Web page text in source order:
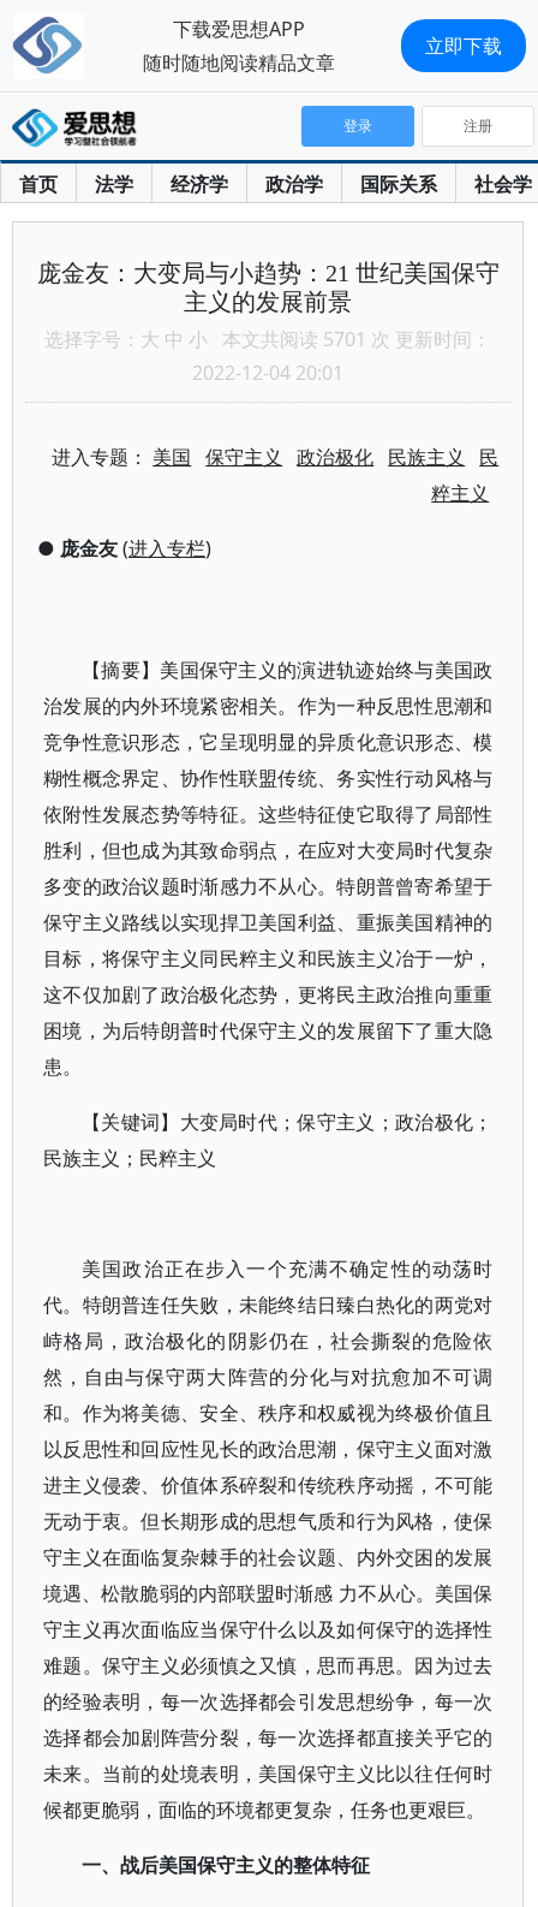
首页 法学 经济学 政治学 国际关系 社会学
登录 注册
庞金友：大变局与小趋势：21 世纪美国保守
主义的发展前景
选择字号： 大 中 小 本文共阅读 5701 次 更新时间：
2022-12-04 20:01
进入专题： 美国 保守主义 政治极化 民族主义
民
粹主义
● 庞金友(进入专栏)
【摘要】美国保守主义的演进轨迹始终与美国政
治发展的内外环境紧密相关。作为一种反思性思潮和
竞争性意识形态，它呈现明显的异质化意识形态、模
糊性概念界定、协作性联盟传统、务实性行动风格与
依附性发展态势等特征。这些特征使它取得了局部性
胜利，但也成为其致命弱点，在应对大变局时代复杂
多变的政治议题时渐感力不从心。特朗普曾寄希望于
保守主义路线以实现捍卫美国利益、重振美国精神的
目标，将保守主义同民粹主义和民族主义冶于一炉，
这不仅加剧了政治极化态势，更将民主政治推向重重
困境，为后特朗普时代保守主义的发展留下了重大隐
患。
【关键词】大变局时代；保守主义；政治极化；
民族主义；民粹主义
美国政治正在步入一个充满不确定性的动荡时
代。特朗普连任失败，未能终结日臻白热化的两党对
峙格局，政治极化的阴影仍在，社会撕裂的危险依
然，自由与保守两大阵营的分化与对抗愈加不可调
和。作为将美德、安全、秩序和权威视为终极价值且
以反思性和回应性见长的政治思潮，保守主义面对激
进主义侵袭、价值体系碎裂和传统秩序动摇，不可能
无动于衷。但长期形成的思想气质和行为风格，使保
守主义在面临复杂棘手的社会议题、内外交困的发展
境遇、松散脆弱的内部联盟时渐感 力不从心。美国保
守主义再次面临应当保守什么以及如何保守的选择性
难题。保守主义必须慎之又慎，思而再思。因为过去
的经验表明，每一次选择都会引发思想纷争，每一次
选择都会加剧阵营分裂，每一次选择都直接关乎它的
未来。当前的处境表明，美国保守主义比以往任何时
候都更脆弱，面临的环境都更复杂，任务也更艰巨。
一、战后美国保守主义的整体特征
下载爱思想APP
随时随地阅读精品文章
立即下载